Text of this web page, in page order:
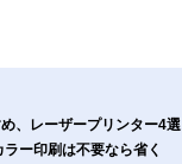
、レーザープリンター4選
ー印刷は不要なら省く